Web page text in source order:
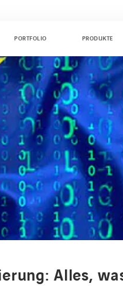
PORTFOLIO PRODUKTE
Alles,